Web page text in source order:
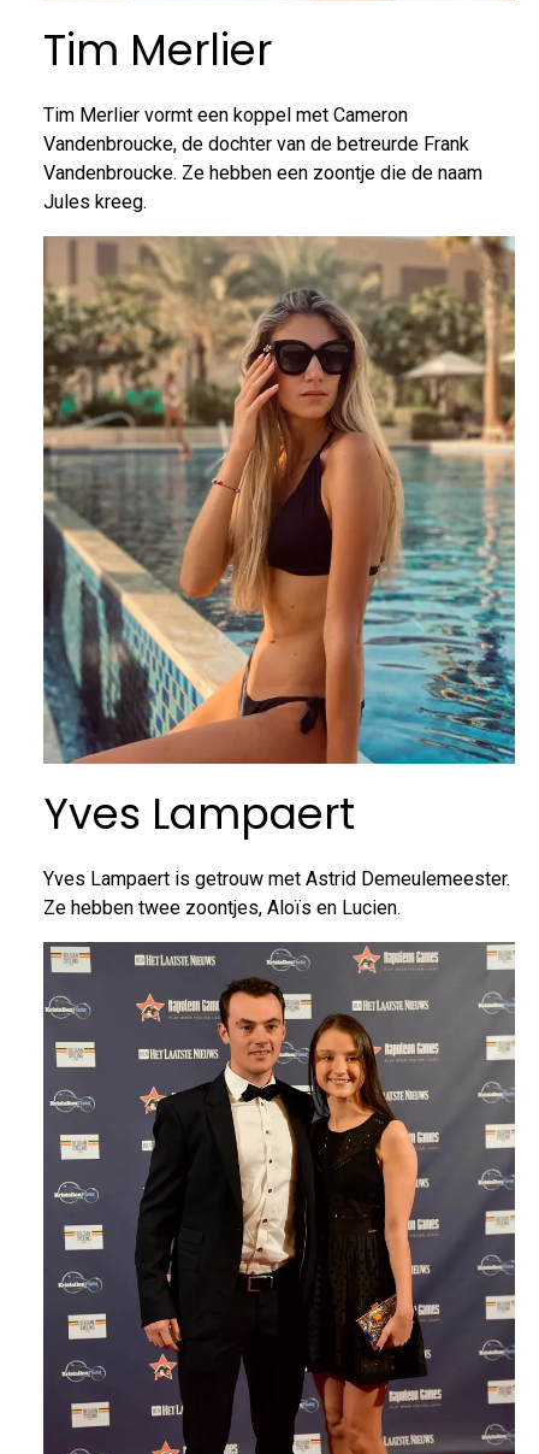
Tim Merlier
Tim Merlier vormt een koppel met Cameron
Vandenbroucke, de dochter van de betreurde Frank
Vandenbroucke. Ze hebben een zoontje die de naam
Jules kreeg.
Yves Lampaert
Yves Lampaert is getrouw met Astrid Demeulemeester.
Ze hebben twee zoontjes, Aloïs en Lucien.